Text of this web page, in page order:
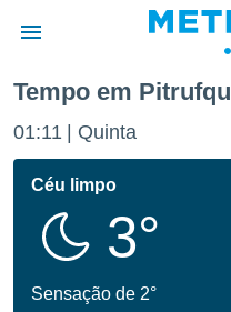
da
foi
fornecidas
a este
Tempo em
01:11 Quinta
Céu limpo
3°
Sensação de 2°